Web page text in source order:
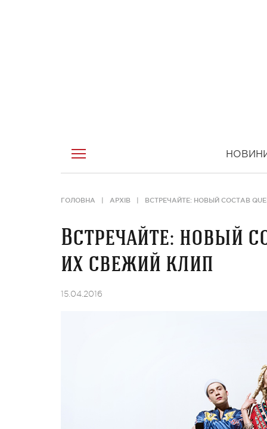
ГОЛОВНА АРХІВ ВСТРЕЧАЙТЕ: НОВЫЙ СОСТАВ
Встречайте: новый
их свежий клип
15.04.2016